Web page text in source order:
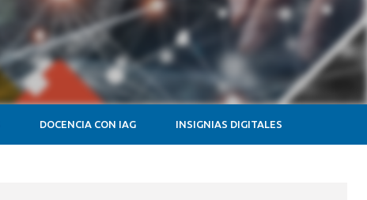
DOCENCIA CON IAG INSIGNIAS DIGITALES